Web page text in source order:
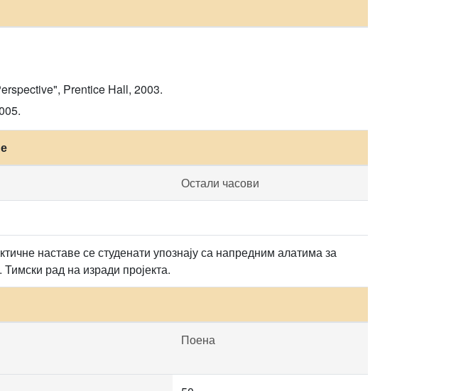
Prentice Hall, 2003.
Остали часови
наставе се студенати упознају са напредним алатима за
рад на изради пројекта.
Поена